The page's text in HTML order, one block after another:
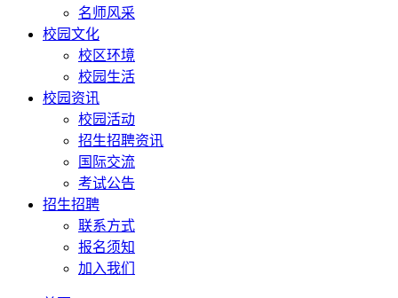
名师风采
校园文化
校区环境
校园生活
校园资讯
校园活动
招生招聘资讯
国际交流
考试公告
招生招聘
联系方式
报名须知
加入我们